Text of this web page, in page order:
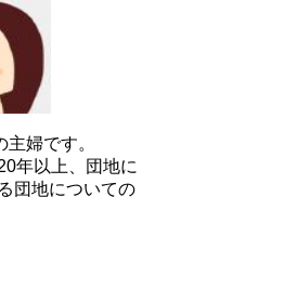
婦です。
年以上、団地に
団地についての